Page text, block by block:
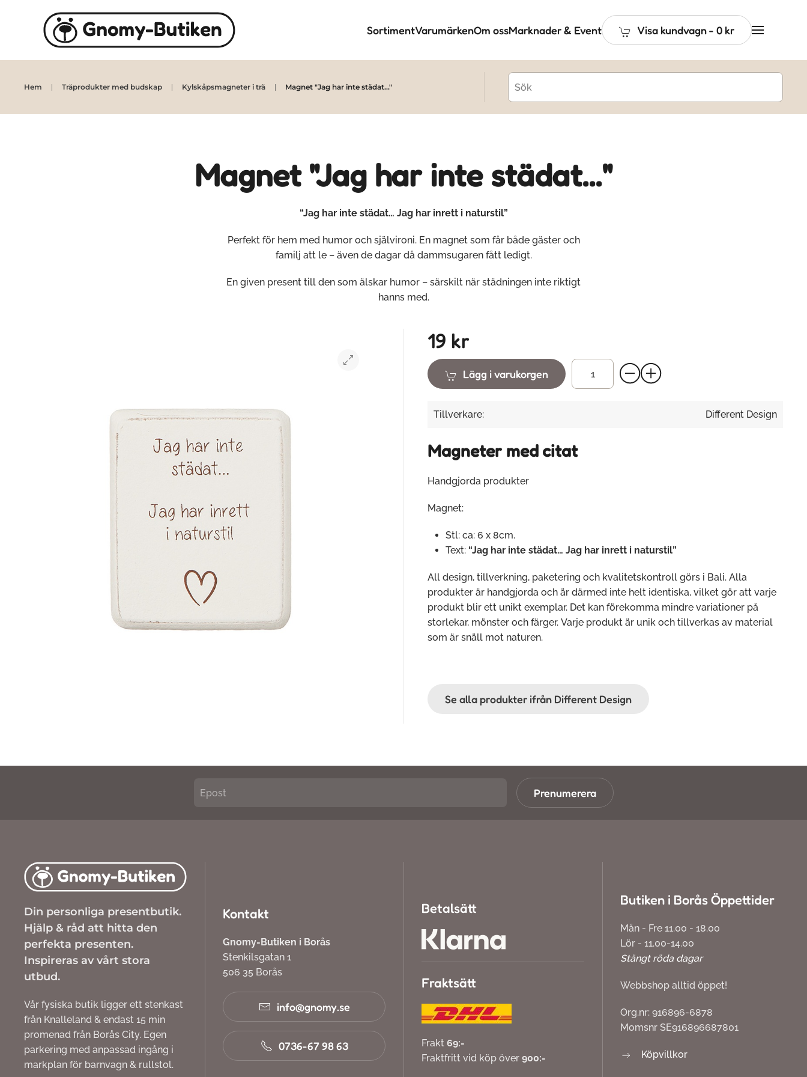
Skip to main content SortimentVarumärkenOm ossMarknader & Event Visa kundvagn- 0 kr
Hem Träprodukter med budskap Kylskåpsmagneter i trä Magnet "Jag har inte städat..."
Magnet "Jag har inte städat..."
“Jag har inte städat… Jag har inrett i naturstil”
Perfekt för hem med humor och självironi. En magnet som får både gäster och
familj att le – även de dagar då dammsugaren fått ledigt.
En given present till den som älskar humor – särskilt när städningen inte riktigt
hanns med.
19 kr
Lägg i varukorgen
Tillverkare: Different Design
Magneter med citat
Handgjorda produkter
Magnet:
Stl: ca: 6 x 8cm.
Text: “Jag har inte städat… Jag har inrett i naturstil”
All design, tillverkning, paketering och kvalitetskontroll görs i Bali. Alla
produkter är handgjorda och är därmed inte helt identiska, vilket gör att varje
produkt blir ett unikt exemplar. Det kan förekomma mindre variationer på
storlekar, mönster och färger. Varje produkt är unik och tillverkas av material
som är snäll mot naturen.
Se alla produkter ifrån Different Design
Prenumerera
Din personliga presentbutik.
Hjälp & råd att hitta den
perfekta presenten.
Inspireras av vårt stora
utbud.
Vår fysiska butik ligger ett stenkast
från Knalleland & endast 15 min
promenad från Borås City. Egen
parkering med anpassad ingång i
markplan för barnvagn & rullstol.
Kontakt
Gnomy-Butiken i Borås
Stenkilsgatan 1
506 35 Borås
info@gnomy.se
0736-67 98 63
Betalsätt
Fraktsätt
Frakt 69:-
Fraktfritt vid köp över 900:-
Butiken i Borås Öppettider
Mån - Fre 11.00 - 18.00
Lör - 11.00-14.00
Stängt röda dagar
Webbshop alltid öppet!
Org.nr: 916896-6878
Momsnr SE916896687801
Köpvillkor